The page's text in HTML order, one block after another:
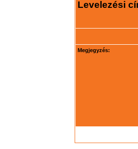
Levelezési
Megjegyzés: